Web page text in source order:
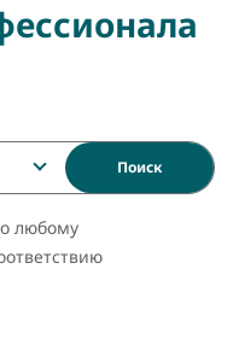
Поиск
любому